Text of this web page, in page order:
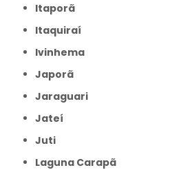
Itaporã
Itaquiraí
Ivinhema
Japorã
Jaraguari
Jateí
Juti
Laguna Carapã